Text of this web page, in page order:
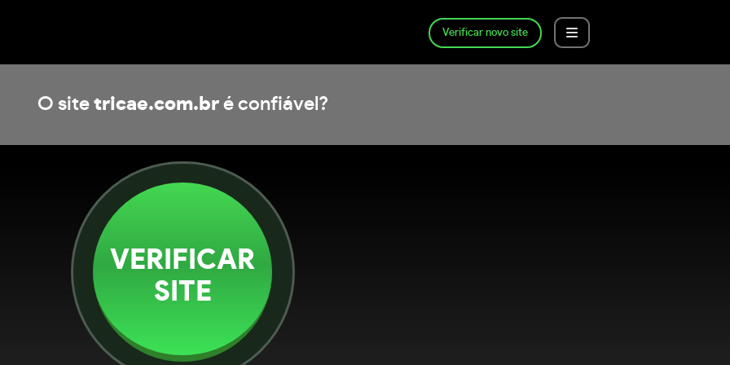
Verificar novo site
O site tricae.com.bré confiável?
VERIFICAR
SITE